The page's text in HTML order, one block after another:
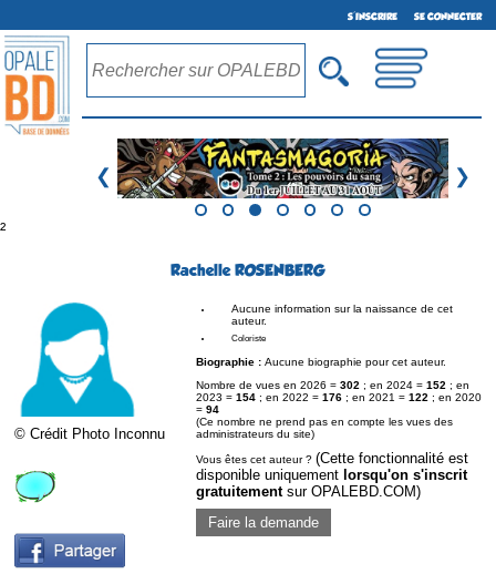
S'INSCRIRE SE CONNECTER
❮ ❯
²
Rachelle ROSENBERG
© Crédit Photo Inconnu
Aucune information sur la naissance de cet
auteur.
Coloriste
Biographie : Aucune biographie pour cet auteur.
Nombre de vues en 2026 = 302 ; en 2024 = 152 ; en
2023 = 154 ; en 2022 = 176 ; en 2021 = 122 ; en 2020
= 94
(Ce nombre ne prend pas en compte les vues des
administrateurs du site)
Vous êtes cet auteur ? (Cette fonctionnalité est
disponible uniquement lorsqu'on s'inscrit
gratuitementsur OPALEBD.COM)
Faire la demande